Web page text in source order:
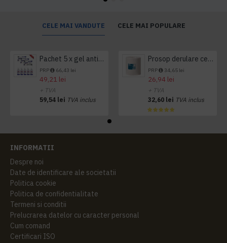
CELE MAI VANDUTE CELE MAI POPULARE
Pachet 5 x gel antibacterian 50ml si 3 x Servetele antibacteriene 48 buc Hygienium
PRP 66,43 lei
49,21 lei
+ TVA
59,54 lei TVA inclus
Prosop derulare centrala 1 pliu, 300 m Tork
PRP 34,65 lei
26,94 lei
+ TVA
32,60 lei TVA inclus
INFORMATII
Despre noi
Date de identificare ale societatii
Politica cookie
Politica de confidentialitate
Termeni si conditii
Prelucrarea datelor cu caracter personal
Cum comand
Certificari ISO